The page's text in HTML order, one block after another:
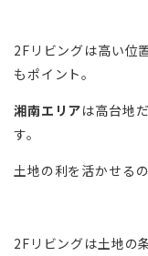
2Fリビングは高い位
もポイント。
湘南エリアは高台地
す。
土地の利を活かせる
2Fリビングは土地の